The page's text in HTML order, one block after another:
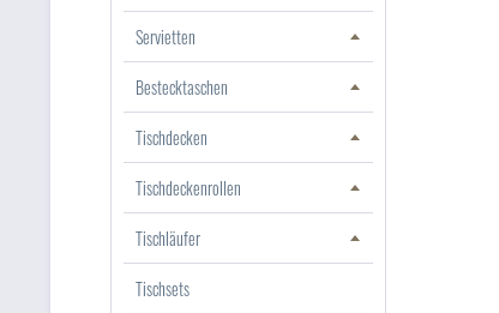
Servietten
Bestecktaschen
Tischdecken
Tischdeckenrollen
Tischläufer
Tischsets